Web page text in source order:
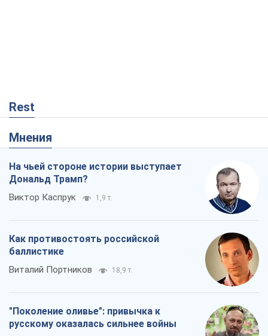
Rest
Мнения
На чьей стороне истории выступает
Дональд Трамп?
Виктор Каспрук 1,9 т.
Как противостоять российской
баллистике
Виталий Портников 18,9 т.
"Поколение оливье": привычка к
русскому оказалась сильнее войны